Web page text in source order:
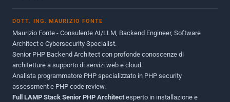
Giugno 2012
Maggio 2011
Dicembre 2010
Ottobre 2010
Maggio 2010
DOTT. ING. MAURIZIO FONTE
Maurizio Fonte - Consulente AI/LLM, Backend Engineer, Software
Architect e Cybersecurity Specialist.
Senior PHP Backend Architect con profonde conoscenze di
architetture a supporto di servizi web e cloud.
Analista programmatore PHP specializzato in PHP security
assessment e PHP code review.
Full LAMP Stack Senior PHP Architect esperto in installazione e